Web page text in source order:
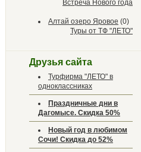
Встреча Нового года
Алтай озеро Яровое (0)
Туры от ТФ "ЛЕТО"
Друзья сайта
Турфирма "ЛЕТО" в
одноклассниках
Праздничные дни в
Дагомысе. Скидка 50%
Новый год в любимом
Сочи! Скидка до 52%